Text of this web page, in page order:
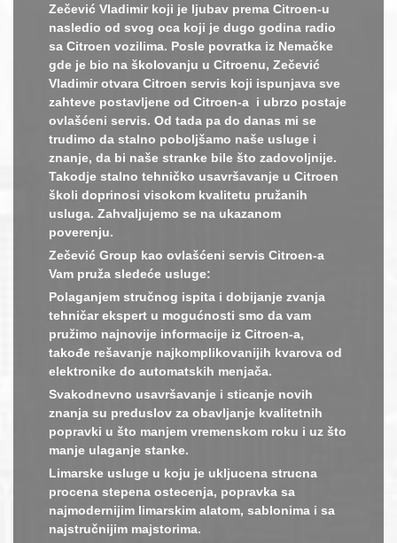
Zečević Vladimir koji je ljubav prema Citroen-u
nasledio od svog oca koji je dugo godina radio
sa Citroen vozilima. Posle povratka iz Nemačke
gde je bio na školovanju u Citroenu, Zečević
Vladimir otvara Citroen servis koji ispunjava sve
zahteve postavljene od Citroen-a i ubrzo postaje
ovlašćeni servis. Od tada pa do danas mi se
trudimo da stalno poboljšamo naše usluge i
znanje, da bi naše stranke bile što zadovoljnije.
Takodje stalno tehničko usavršavanje u Citroen
školi doprinosi visokom kvalitetu pružanih
usluga. Zahvaljujemo se na ukazanom
poverenju.
Zečević Group kao ovlašćeni servis Citroen-a
Vam pruža sledeće usluge:
Polaganjem stručnog ispita i dobijanje zvanja
tehničar ekspert u mogućnosti smo da vam
pružimo najnovije informacije iz Citroen-a,
takođe rešavanje najkomplikovanijih kvarova od
elektronike do automatskih menjača.
Svakodnevno usavršavanje i sticanje novih
znanja su preduslov za obavljanje kvalitetnih
popravki u što manjem vremenskom roku i uz što
manje ulaganje stanke.
Limarske usluge u koju je ukljucena strucna
procena stepena ostecenja, popravka sa
najmodernijim limarskim alatom, sablonima i sa
najstručnijim majstorima.